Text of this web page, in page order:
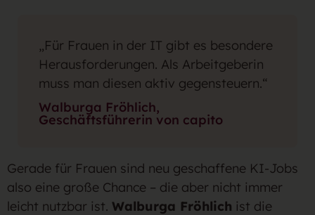
„Für Frauen in der IT gibt es besondere
Herausforderungen. Als Arbeitgeberin
muss man diesen aktiv gegensteuern.“
Walburga Fröhlich,
Geschäftsführerin von capito
Gerade für Frauen sind neu geschaffene KI-Jobs
also eine große Chance – die aber nicht immer
leicht nutzbar ist. Walburga Fröhlich ist die